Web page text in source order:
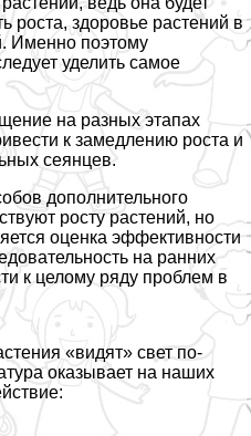
роста, здоровье растений в
Именно поэтому
уделить самое
на разных этапах
к замедлению роста и
сеянцев.
дополнительного
росту растений, но
оценка эффективности
на ранних
к целому ряду проблем в
«видят» свет по-
оказывает на наших